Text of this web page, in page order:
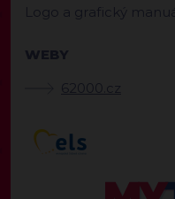
Logo a grafický manuál
WEBY
62000.cz